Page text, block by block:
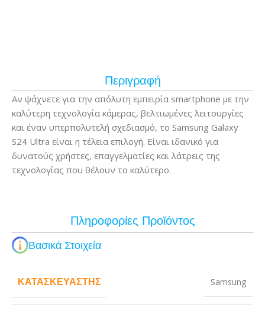
Περιγραφή
Αν ψάχνετε για την απόλυτη εμπειρία smartphone με την
καλύτερη τεχνολογία κάμερας, βελτιωμένες λειτουργίες
και έναν υπερπολυτελή σχεδιασμό, το Samsung Galaxy
S24 Ultra είναι η τέλεια επιλογή. Είναι ιδανικό για
δυνατούς χρήστες, επαγγελματίες και λάτρεις της
τεχνολογίας που θέλουν το καλύτερο.
Πληροφορίες Προϊόντος
Βασικά Στοιχεία
ΚΑΤΑΣΚΕΥΑΣΤΉΣ Samsung